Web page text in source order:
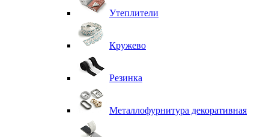
Утеплители
Кружево
Резинка
Металлофурнитура декоративная